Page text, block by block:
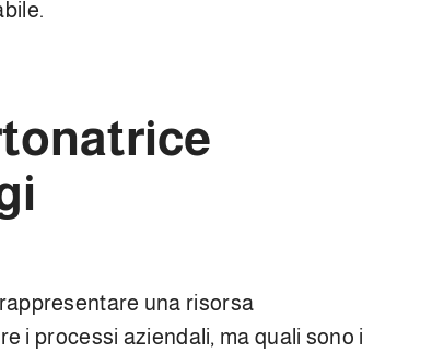
una risorsa
i processi aziendali, ma quali sono i